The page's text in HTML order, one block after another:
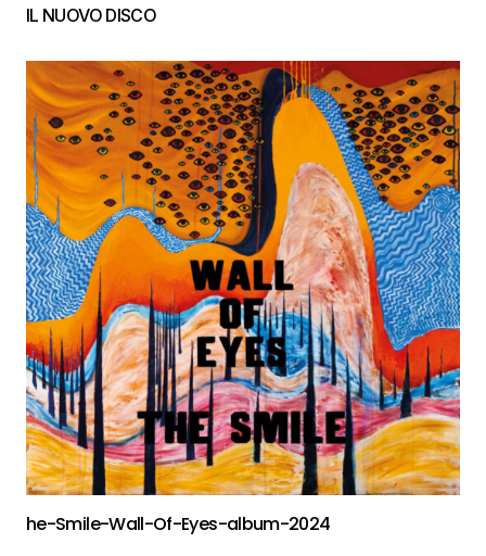
IL NUOVO DISCO
he-Smile-Wall-Of-Eyes-album-2024